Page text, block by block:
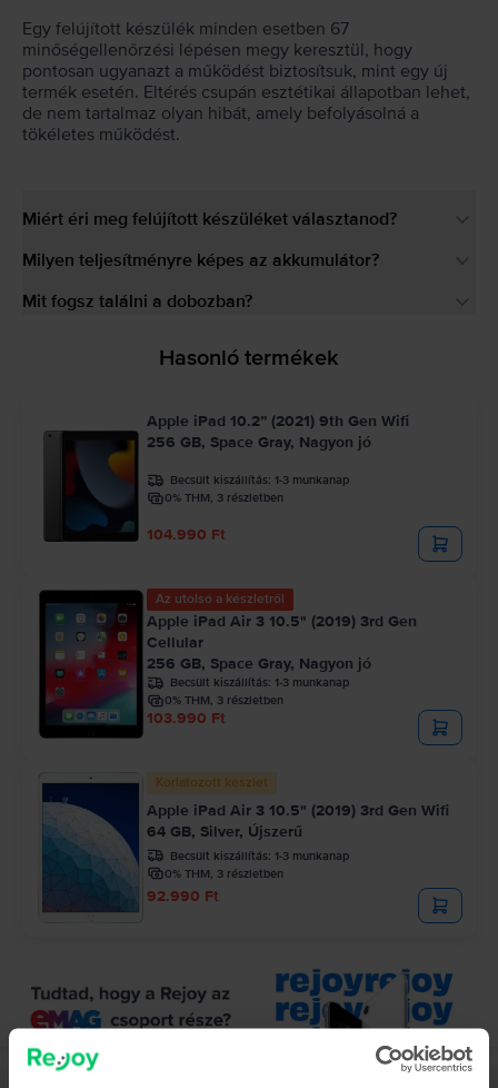
Egy felújított készülék minden esetben 67
minőségellenőrzési lépésen megy keresztül, hogy
pontosan ugyanazt a működést biztosítsuk, mint egy új
termék esetén. Eltérés csupán esztétikai állapotban lehet,
de nem tartalmaz olyan hibát, amely befolyásolná a
tökéletes működést.
Miért éri meg felújított készüléket választanod?
Milyen teljesítményre képes az akkumulátor?
Mit fogsz találni a dobozban?
Hasonló termékek
Apple iPad 10.2” (2021) 9th Gen Wifi
256 GB, Space Gray, Nagyon jó
Becsült kiszállítás: 1-3 munkanap
0% THM, 3 részletben
104.990 Ft
Az utolsó a készletről
Apple iPad Air 3 10.5" (2019) 3rd Gen
Cellular
256 GB, Space Gray, Nagyon jó
Becsült kiszállítás: 1-3 munkanap
0% THM, 3 részletben
103.990 Ft
Korlátozott készlet
Apple iPad Air 3 10.5" (2019) 3rd Gen Wifi
64 GB, Silver, Újszerű
Becsült kiszállítás: 1-3 munkanap
0% THM, 3 részletben
92.990 Ft